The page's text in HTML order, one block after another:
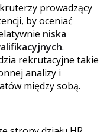
prowadzący
by oceniać
niska
.
rekrutacyjne takie
analizy i
między sobą.